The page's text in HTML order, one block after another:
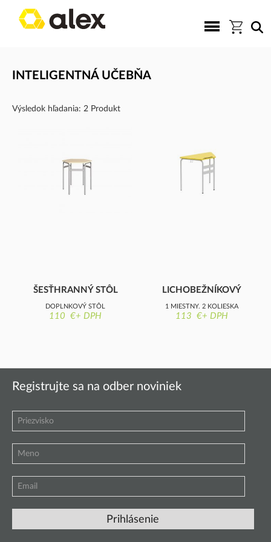
INTELIGENTNÁ UČEBŇA
Výsledok hľadania: 2 Produkt
ŠESŤHRANNÝ STÔL
– INTELIGENTNÁ
UČE
DOPLNKOVÝ STÔL
110 €+ DPH
LICHOBEŽNÍKOVÝ
STÔL DO
INTELIGENTNEJ UČE
1 MIESTNY, 2 KOLIESKA
113 €+ DPH
Registrujte sa na odber noviniek